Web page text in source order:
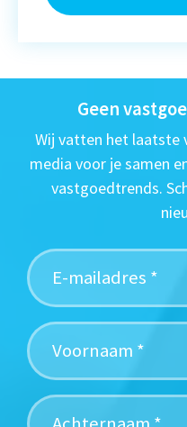
Geen
Wij vatten het laatste
media voor je samen
vastgoedtrends.